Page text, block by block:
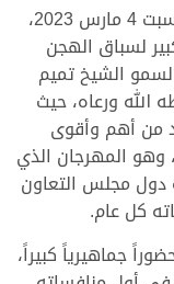
انطلقت، بميدان الشحانية، صباح اليوم السبت 4 مارس 2023،
لسباق الهجن
الشيخ تميم
الله ورعاه، حيث
من أهم وأقوى
وهو المهرجان الذي
دول مجلس التعاون
كل عام.
جماهيرياً كبيراً،